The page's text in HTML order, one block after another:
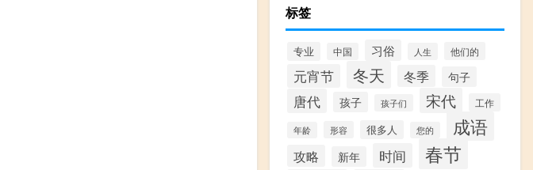
标签
专业 中国 习俗 人生 他们的
元宵节 冬天 冬季 句子
唐代 孩子 孩子们 宋代 工作
年龄 形容 很多人 您的 成语
攻略 新年 时间 春节